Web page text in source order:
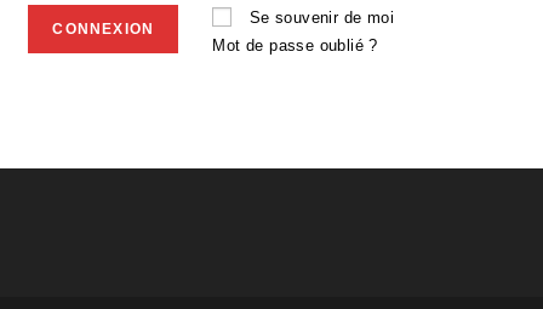
Se souvenir de moi
Mot de passe oublié ?